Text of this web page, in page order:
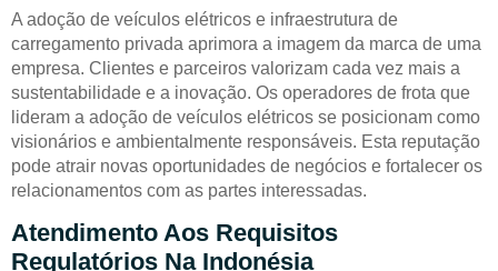
A adoção de veículos elétricos e infraestrutura de
carregamento privada aprimora a imagem da marca de uma
empresa. Clientes e parceiros valorizam cada vez mais a
sustentabilidade e a inovação. Os operadores de frota que
lideram a adoção de veículos elétricos se posicionam como
visionários e ambientalmente responsáveis. Esta reputação
pode atrair novas oportunidades de negócios e fortalecer os
relacionamentos com as partes interessadas.
Atendimento Aos Requisitos
Regulatórios Na Indonésia